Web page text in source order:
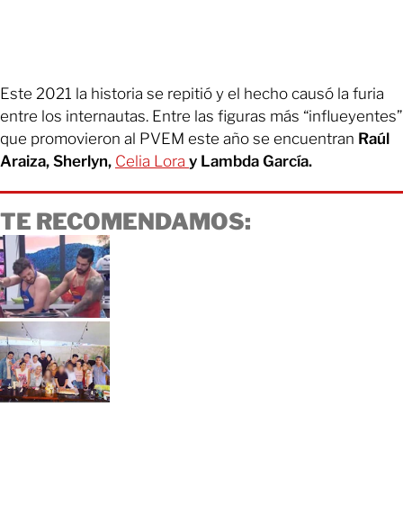
Este 2021 la historia se repitió y el hecho causó la furia
entre los internautas. Entre las figuras más “influeyentes”
que promovieron al PVEM este año se encuentran Raúl
Araiza, Sherlyn, Celia Lora y Lambda García.
TE RECOMENDAMOS: